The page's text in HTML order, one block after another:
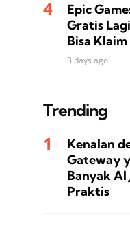
Epic
Gratis
Bisa
3 days ago
Trending
Kenalan
Gateway
Banyak AI
Praktis